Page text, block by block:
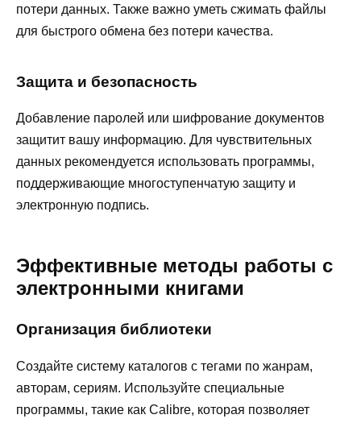
потери данных. Также важно уметь сжимать файлы
для быстрого обмена без потери качества.
Защита и безопасность
Добавление паролей или шифрование документов
защитит вашу информацию. Для чувствительных
данных рекомендуется использовать программы,
поддерживающие многоступенчатую защиту и
электронную подпись.
Эффективные методы работы с
электронными книгами
Организация библиотеки
Создайте систему каталогов с тегами по жанрам,
авторам, сериям. Используйте специальные
программы, такие как Calibre, которая позволяет